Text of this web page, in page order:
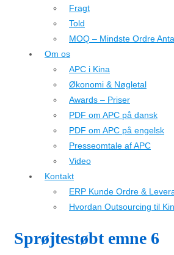
Fragt
Told
MOQ – Mindste Ordre
Om os
APC i Kina
Økonomi & Nøgletal
Awards – Priser
PDF om APC på dansk
PDF om APC på engelsk
Presseomtale af APC
Video
Kontakt
ERP Kunde Ordre &
Hvordan Outsourcing til
Sprøjtestøbt emne 6